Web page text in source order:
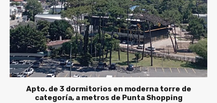
Apto. de 3 dormitorios en moderna torre de
categoría, a metros de Punta Shopping